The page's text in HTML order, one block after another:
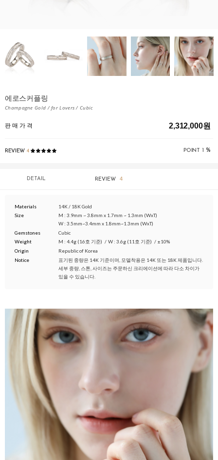
에로스커플링
Champagne Gold / for Lovers / Cubic
판 매 가 격 2,312,000원
POINT %
REVIEW 4
DETAIL REVIEW 4
Materials
14K / 18K Gold
Size
M : 3.9mm ~ 3.8mm x 1.7mm ~ 1.3mm (WxT)
W : 3.5mm~3.4mm x 1.8mm~1.3mm (WxT)
Gemstones
Cubic
Weight
M : 4.4g (16호 기준) / W : 3.6g (11호 기준) / ±10%
Origin
Republic of Korea
Notice
표기된 중량은 14K 기준이며, 모델착용은 14K 또는 18K 제품입니다.
세부 중량, 스톤, 사이즈는 주문하신 크리에이션에 따라 다소 차이가
있을 수 있습니다.